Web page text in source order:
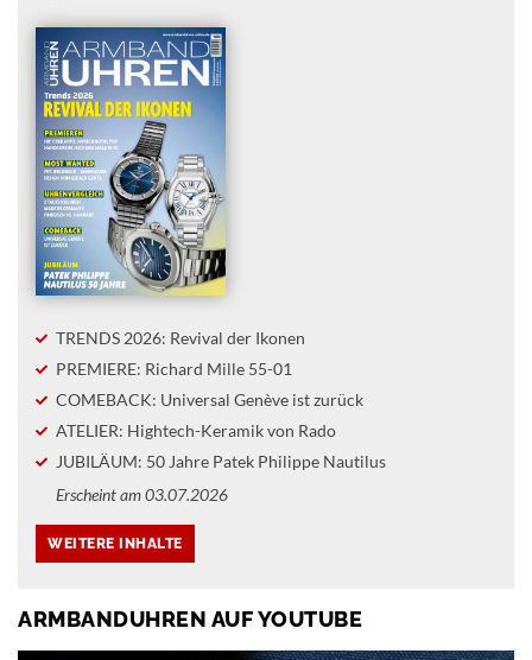
TRENDS 2026: Revival der Ikonen
PREMIERE: Richard Mille 55-01
COMEBACK: Universal Genève ist zurück
ATELIER: Hightech-Keramik von Rado
JUBILÄUM: 50 Jahre Patek Philippe Nautilus
Erscheint am 03.07.2026
ARMBANDUHREN AUF YOUTUBE